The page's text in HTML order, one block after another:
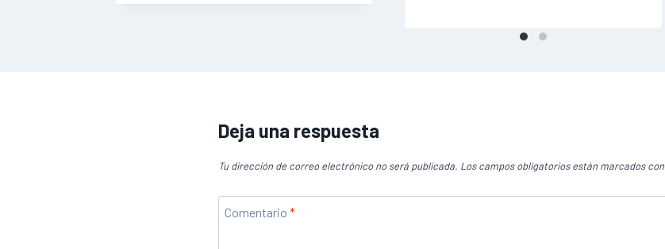
Deja una respuesta
Tu dirección de correo electrónico no será publicada. Los campos obligatorios están marcados con
Comentario *